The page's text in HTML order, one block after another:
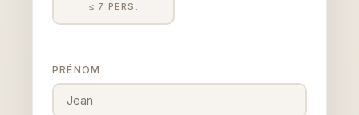
≤ 7 PERS.
PRÉNOM